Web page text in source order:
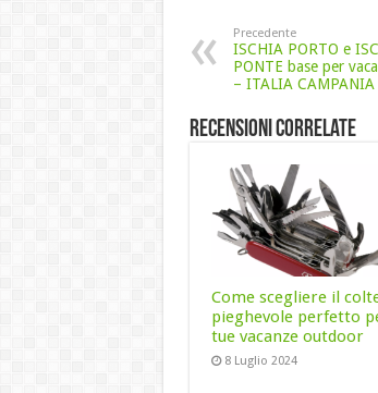
Precedente
ISCHIA PORTO e
PONTE base per
– ITALIA CAMPANIA
Recensioni correlate
Come scegliere il
pieghevole perfetto
tue vacanze outdoor
8 Luglio 2024